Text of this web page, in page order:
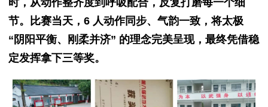
节。比赛当天，6 人动作同步、气韵一致，将太极
“阴阳平衡、刚柔并济” 的理念完美呈现，最终凭借稳
定发挥拿下三等奖。